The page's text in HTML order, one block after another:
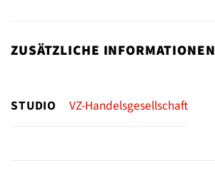
ZUSÄTZLICHE INFORMATIONEN
STUDIO VZ-Handelsgesellschaft